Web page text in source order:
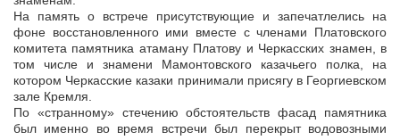
На память о встрече присутствующие и запечатлелись на
фоне восстановленного ими вместе с членами Платовского
комитета памятника атаману Платову и Черкасских знамен, в
том числе и знамени Мамонтовского казачьего полка, на
котором Черкасские казаки принимали присягу в Георгиевском
зале Кремля.
По «странному» стечению обстоятельств фасад памятника
был именно во время встречи был перекрыт водовозными